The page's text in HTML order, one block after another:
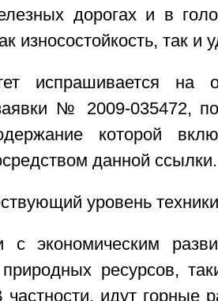
дорогах и в
износостойкость, так и
испрашивается на
№ 2009-035472,
которой
данной ссылки.
уровень техники
с экономическим
природных ресурсов,
идут горные